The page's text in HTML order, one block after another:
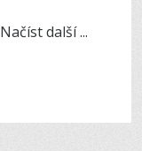
Načíst další ...